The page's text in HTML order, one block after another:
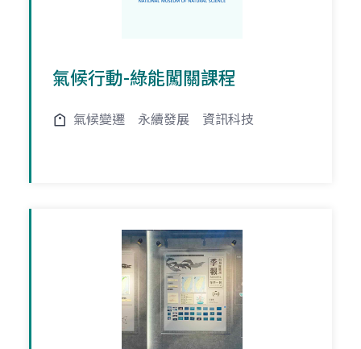
氣候行動-綠能闖關課程
氣候變遷 永續發展 資訊科技